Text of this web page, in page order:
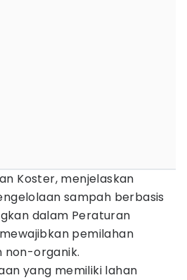
Koster, menjelaskan
sampah berbasis
dalam Peraturan
pemilahan
non-organik.
yang memiliki lahan